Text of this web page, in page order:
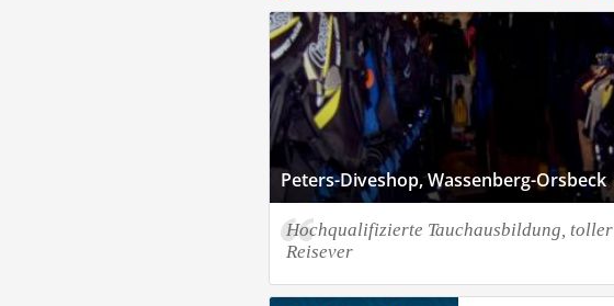
Peters-Diveshop, Wassenberg-Orsbeck
Hochqualifizierte Tauchausbildung, toller
Reisever